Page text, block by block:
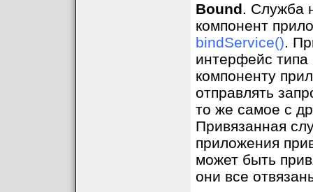
Bound. Служба
компонент
bindService().
интерфейс типа
компоненту
отправлять
то же самое с
Привязанная
приложения
может быть
они все